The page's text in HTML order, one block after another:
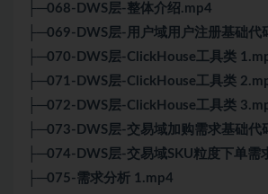
├─068-DWS层-整体介绍.mp4
├─069-DWS层-用户域用户注册基础代
├─070-DWS层-ClickHouse工具类
├─071-DWS层-ClickHouse工具类
├─072-DWS层-ClickHouse工具类
├─073-DWS层-交易域加购需求基础代
├─074-DWS层-交易域SKU粒度下单需
├─075-需求分析 1.mp4